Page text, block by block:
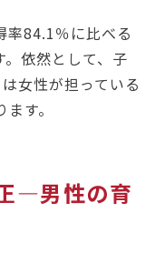
率84.1％に比べる
。依然として、子
女性が担っている
す。
―男性の育